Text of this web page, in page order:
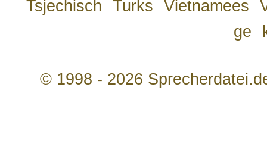
Tsjechisch
Turks Vietnamees
ge
© 1998 - 2026